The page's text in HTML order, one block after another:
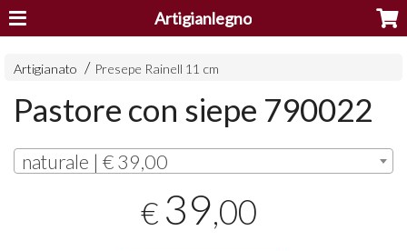
Artigianlegno
Artigianato Presepe Rainell 11 cm
Pastore con siepe 790022
naturale | € 39,00
€ 39,00